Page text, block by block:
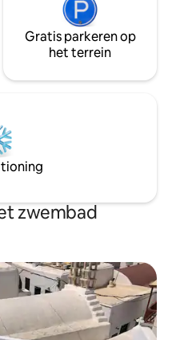
Gratis parkeren op
het terrein
zwembad